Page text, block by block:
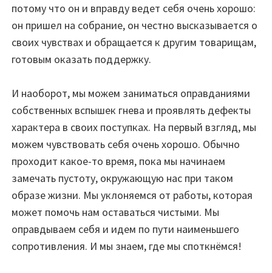
потому что он и вправду ведет себя очень хорошо:
он пришел на собрание, он честно высказывается о
своих чувствах и обращается к другим товарищам,
готовым оказать поддержку.
И наоборот, мы можем заниматься оправданиями
собственных вспышек гнева и проявлять дефекты
характера в своих поступках. На первый взгляд, мы
можем чувствовать себя очень хорошо. Обычно
проходит какое-то время, пока мы начинаем
замечать пустоту, окружающую нас при таком
образе жизни. Мы уклоняемся от работы, которая
может помочь нам оставаться чистыми. Мы
оправдываем себя и идем по пути наименьшего
сопротивления. И мы знаем, где мы споткнёмся!